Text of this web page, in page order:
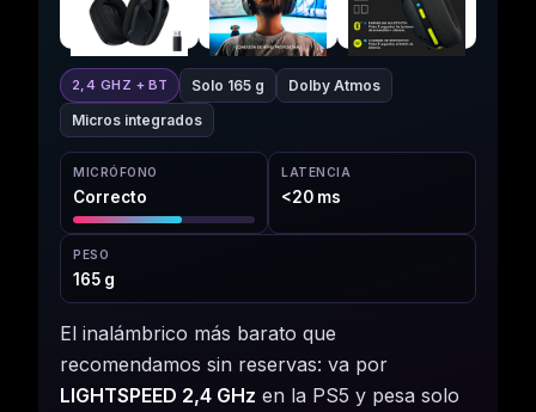
2,4 GHZ + BT Solo 165 g
Dolby Atmos
Micros integrados
MICRÓFONO
Correcto
LATENCIA
<20 ms
PESO
165 g
El inalámbrico más barato que
recomendamos sin reservas: va por
LIGHTSPEED 2,4 GHz en la PS5 y pesa solo